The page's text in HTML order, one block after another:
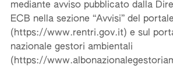
mediante avviso pubblicato dalla
ECB nella sezione “Avvisi” del
(https://www.rentri.gov.it) e sul
nazionale gestori ambientali
(https://